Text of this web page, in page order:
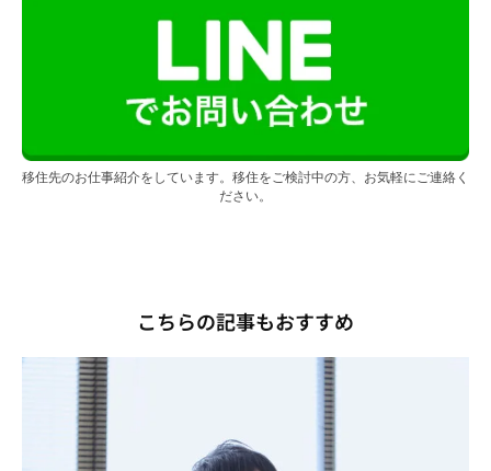
移住先のお仕事紹介をしています。移住をご検討中の方、お気軽にご連絡く
ださい。
こちらの記事もおすすめ